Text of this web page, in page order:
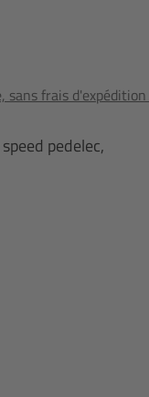
sans frais
pedelec,